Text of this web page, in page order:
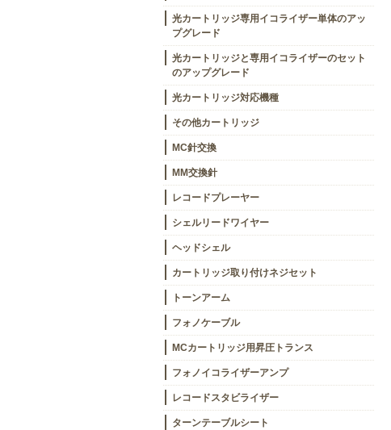
光カートリッジ専用イコライザー単体のアッ
プグレード
光カートリッジと専用イコライザーのセット
のアップグレード
光カートリッジ対応機種
その他カートリッジ
MC針交換
MM交換針
レコードプレーヤー
シェルリードワイヤー
ヘッドシェル
カートリッジ取り付けネジセット
トーンアーム
フォノケーブル
MCカートリッジ用昇圧トランス
フォノイコライザーアンプ
レコードスタビライザー
ターンテーブルシート